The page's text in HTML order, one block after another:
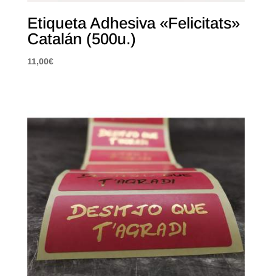
Etiqueta Adhesiva «Felicitats»
Catalán (500u.)
11,00€